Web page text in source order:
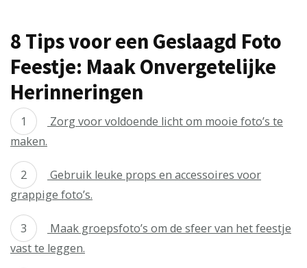
8 Tips voor een Geslaagd Foto
Feestje: Maak Onvergetelijke
Herinneringen
Zorg voor voldoende licht om mooie foto’s te
maken.
Gebruik leuke props en accessoires voor
grappige foto’s.
Maak groepsfoto’s om de sfeer van het feestje
vast te leggen.